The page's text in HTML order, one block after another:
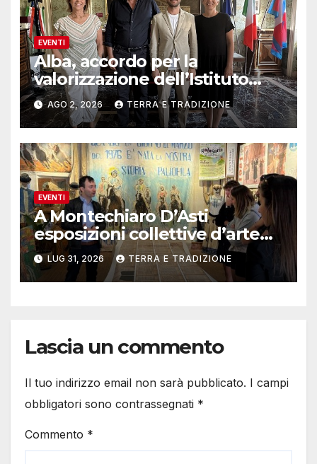
EVENTI
Alba, accordo per la
valorizzazione dell’Istituto
musicale Rocca
AGO 2, 2026 TERRA E TRADIZIONE
EVENTI
A Montechiaro D’Asti
esposizioni collettive d’arte
contemporanea
LUG 31, 2026 TERRA E TRADIZIONE
Lascia un commento
Il tuo indirizzo email non sarà pubblicato. I campi
obbligatori sono contrassegnati *
Commento *